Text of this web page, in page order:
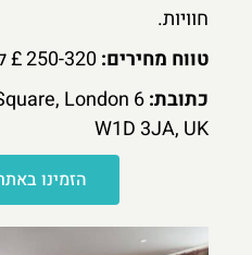
חוויות.
טווח מחירים:250-320 £ ללילה
כתובת:
Square, London
W1D 3JA, UK
הזמינו באתר